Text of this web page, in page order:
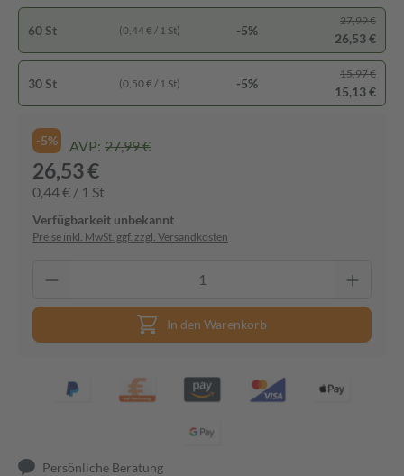
60 St (0,44 € / 1 St) -5%
27,99 €
26,53 €
30 St (0,50 € / 1 St) -5%
15,97 €
15,13 €
-5% AVP: 27,99 €
26,53 €
0,44 € / 1 St
Verfügbarkeit unbekannt
Preise inkl. MwSt. ggf. zzgl. Versandkosten
In den Warenkorb
Persönliche Beratung